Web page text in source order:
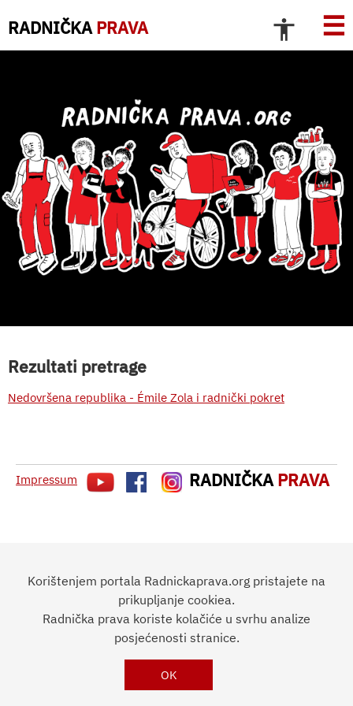
RADNIČKA PRAVA ☰
Rezultati pretrage
Nedovršena republika - Émile Zola i radnički pokret
Impressum RADNIČKAPRAVA
Korištenjem portala Radnickaprava.org pristajete na
prikupljanje cookiea.
Radnička prava koriste kolačiće u svrhu analize
posjećenosti stranice.
OK